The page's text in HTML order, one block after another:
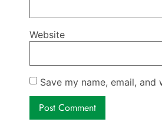
Website
Save my name, email,